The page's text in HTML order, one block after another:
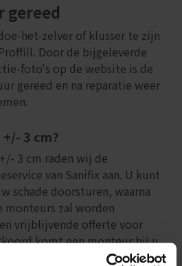
gereed
het-zelver of klusser te zijn
Door de bijgeleverde
foto's op de website is de
gereed en na reparatie weer
3 cm?
3 cm raden wij de
van Sanifix aan. U kunt
schade doorsturen, waarna
monteurs zal worden
vrijblijvende offerte voor
komt een monteur bij u
te herstellen. Meer